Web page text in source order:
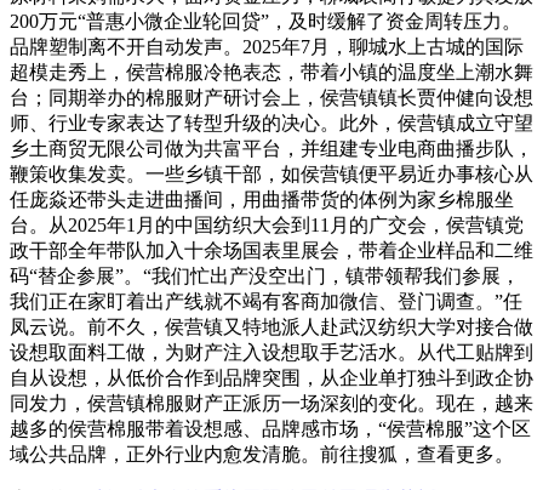
200万元“普惠小微企业轮回贷”，及时缓解了资金周转压力。
品牌塑制离不开自动发声。2025年7月，聊城水上古城的国际
超模走秀上，侯营棉服冷艳表态，带着小镇的温度坐上潮水舞
台；同期举办的棉服财产研讨会上，侯营镇镇长贾仲健向设想
师、行业专家表达了转型升级的决心。此外，侯营镇成立守望
乡土商贸无限公司做为共富平台，并组建专业电商曲播步队，
鞭策收集发卖。一些乡镇干部，如侯营镇便平易近办事核心从
任庞焱还带头走进曲播间，用曲播带货的体例为家乡棉服坐
台。从2025年1月的中国纺织大会到11月的广交会，侯营镇党
政干部全年带队加入十余场国表里展会，带着企业样品和二维
码“替企参展”。“我们忙出产没空出门，镇带领帮我们参展，
我们正在家盯着出产线就不竭有客商加微信、登门调查。”任
凤云说。前不久，侯营镇又特地派人赴武汉纺织大学对接合做
设想取面料工做，为财产注入设想取手艺活水。从代工贴牌到
自从设想，从低价合作到品牌突围，从企业单打独斗到政企协
同发力，侯营镇棉服财产正派历一场深刻的变化。现在，越来
越多的侯营棉服带着设想感、品牌感市场，“侯营棉服”这个区
域公共品牌，正外行业内愈发清脆。前往搜狐，查看更多。